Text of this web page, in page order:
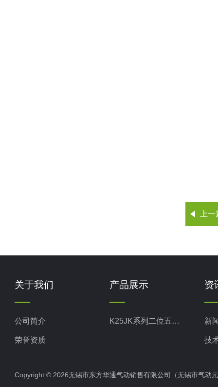
上
关于我们
公司简介
荣誉资质
产品展示
K25JK系列二位五通截止式换向阀
资
新
技
Copyright © 2026无锡市东方华通气动销售有限公司（无锡市气